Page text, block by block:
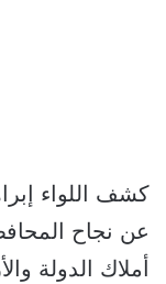
كشف اللواء
أملاك الدولة